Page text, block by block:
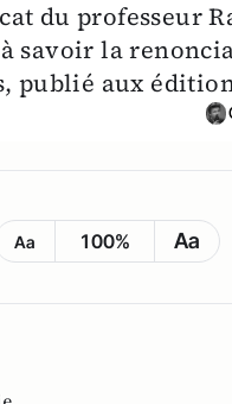
du professeur
savoir la
publié aux
Aa 100% Aa